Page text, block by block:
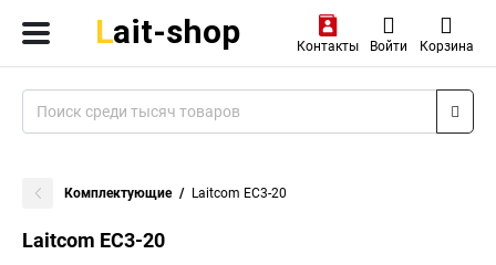
Контакты Войти Корзина
Комплектующие Laitcom EC3-20
Laitcom EC3-20